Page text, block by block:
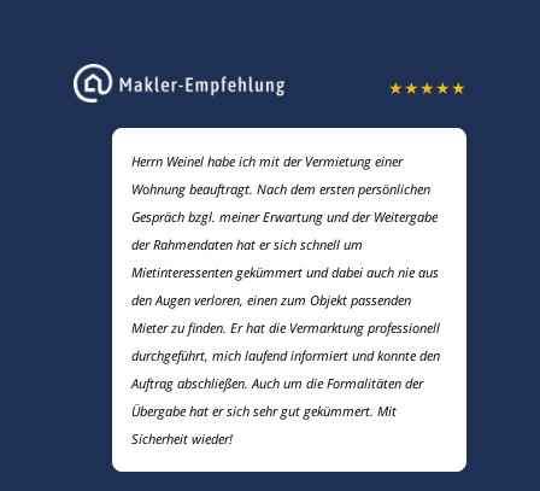
★
★
★
★
★
Herrn Weinel habe ich mit der Vermietung einer
Wohnung beauftragt. Nach dem ersten persönlichen
Gespräch bzgl. meiner Erwartung und der Weitergabe
der Rahmendaten hat er sich schnell um
Mietinteressenten gekümmert und dabei auch nie aus
den Augen verloren, einen zum Objekt passenden
Mieter zu finden. Er hat die Vermarktung professionell
durchgeführt, mich laufend informiert und konnte den
Auftrag abschließen. Auch um die Formalitäten der
Übergabe hat er sich sehr gut gekümmert. Mit
Sicherheit wieder!